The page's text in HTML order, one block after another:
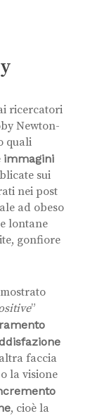
ricercatori
Newton-
quali
immagini
sui
nei post
ad obeso
lontane
gonfiore
”
faccia
la visione
, cioè la